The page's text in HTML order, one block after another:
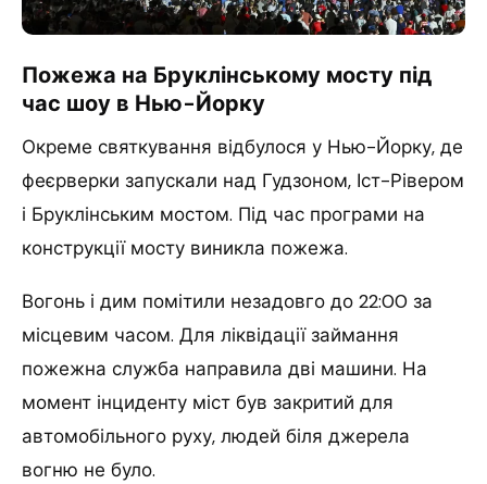
Пожежа на Бруклінському мосту під
час шоу в Нью-Йорку
Окреме святкування відбулося у Нью-Йорку, де
феєрверки запускали над Гудзоном, Іст-Рівером
і Бруклінським мостом. Під час програми на
конструкції мосту виникла пожежа.
Вогонь і дим помітили незадовго до 22:00 за
місцевим часом. Для ліквідації займання
пожежна служба направила дві машини. На
момент інциденту міст був закритий для
автомобільного руху, людей біля джерела
вогню не було.